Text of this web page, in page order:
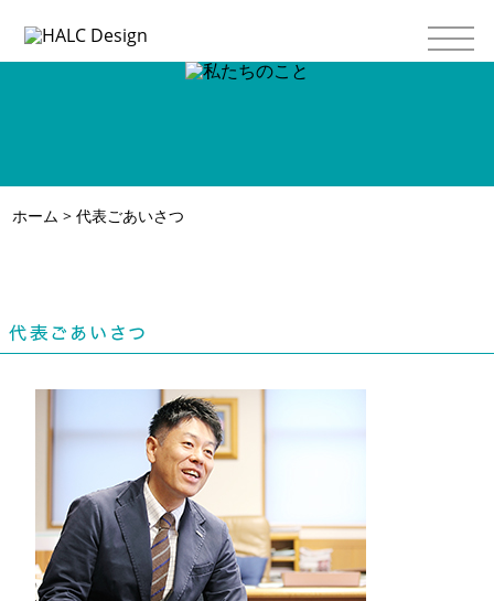
ホーム > 代表ごあいさつ